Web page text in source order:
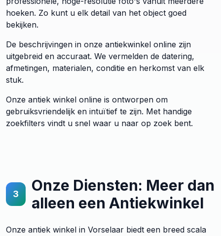
hoeken. Zo kunt u elk detail van het object goed
bekijken.
De beschrijvingen in onze antiekwinkel online zijn
uitgebreid en accuraat. We vermelden de datering,
afmetingen, materialen, conditie en herkomst van elk
stuk.
Onze antiek winkel online is ontworpen om
gebruiksvriendelijk en intuïtief te zijn. Met handige
zoekfilters vindt u snel waar u naar op zoek bent.
3
Onze Diensten: Meer dan
alleen een Antiekwinkel
Onze antiek winkel in Vorselaar biedt een breed scala